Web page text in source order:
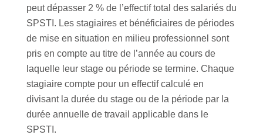
peut dépasser 2 % de l’effectif total des salariés du
SPSTI. Les stagiaires et bénéficiaires de périodes
de mise en situation en milieu professionnel sont
pris en compte au titre de l’année au cours de
laquelle leur stage ou période se termine. Chaque
stagiaire compte pour un effectif calculé en
divisant la durée du stage ou de la période par la
durée annuelle de travail applicable dans le
SPSTI.